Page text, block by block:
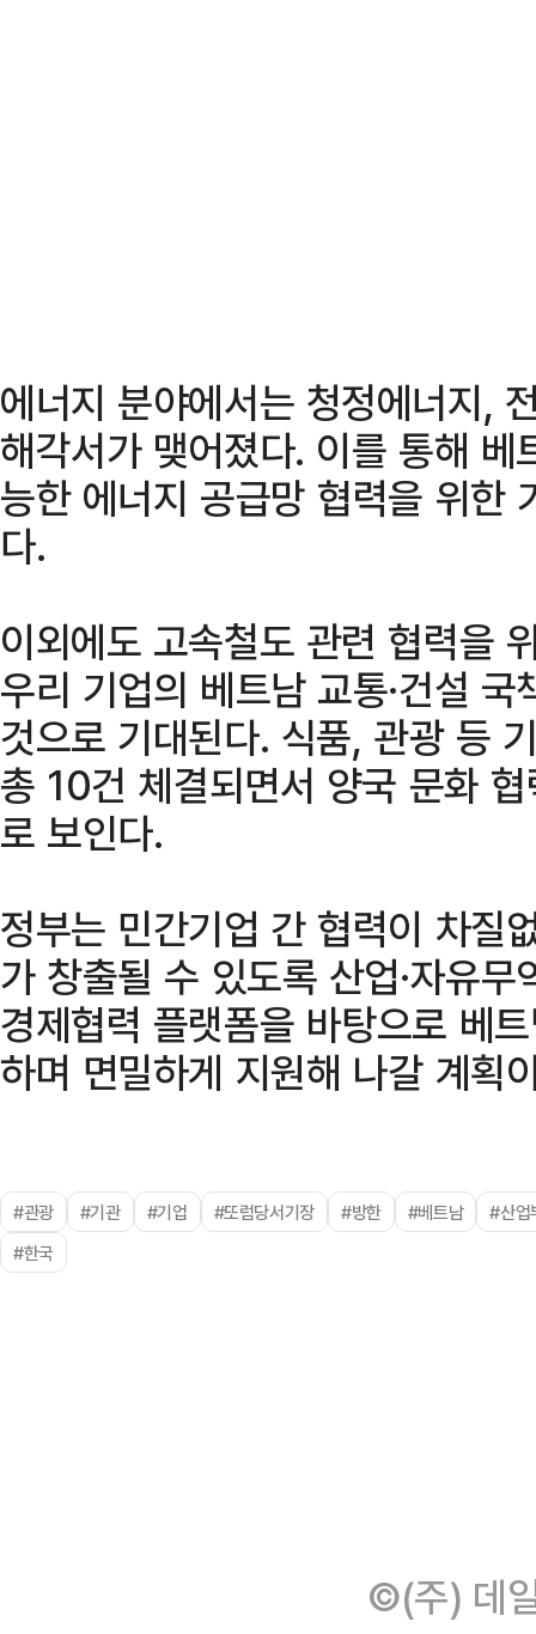
에너지 분야에서는 청정에너지,
해각서가 맺어졌다. 이를 통해
능한 에너지 공급망 협력을 위한
다.
이외에도 고속철도 관련 협력을
우리 기업의 베트남 교통·건설
것으로 기대된다. 식품, 관광 등
총 10건 체결되면서 양국 문화
로 보인다.
정부는 민간기업 간 협력이 차질
가 창출될 수 있도록 산업·자유
경제협력 플랫폼을 바탕으로 베
하며 면밀하게 지원해 나갈 계획
#관광 #기관 #기업 #또럼당서기장 #방한 #베트남
#산업
#한국
©(주) 데